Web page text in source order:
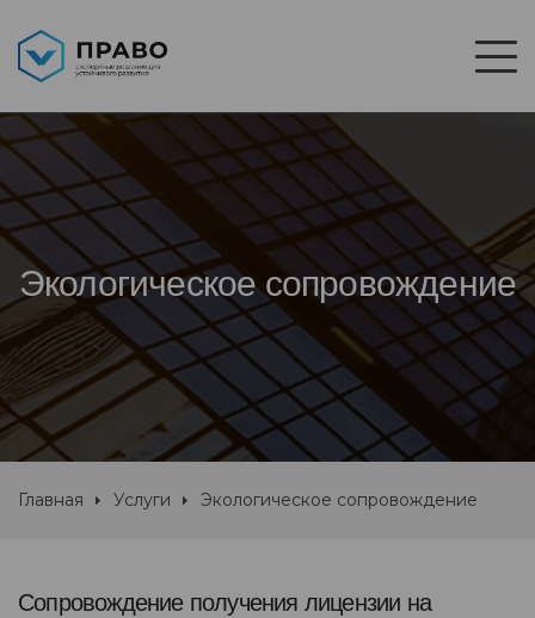
Экологическое сопровождение
Главная Услуги Экологическое сопровождение
Сопровождение получения лицензии на